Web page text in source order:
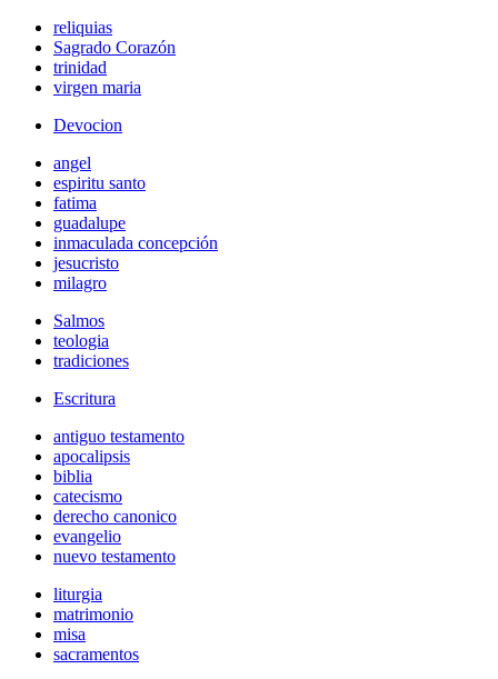
reliquias
Sagrado Corazón
trinidad
virgen maria
Devocion
angel
espiritu santo
fatima
guadalupe
inmaculada concepción
jesucristo
milagro
Salmos
teologia
tradiciones
Escritura
antiguo testamento
apocalipsis
biblia
catecismo
derecho canonico
evangelio
nuevo testamento
liturgia
matrimonio
misa
sacramentos